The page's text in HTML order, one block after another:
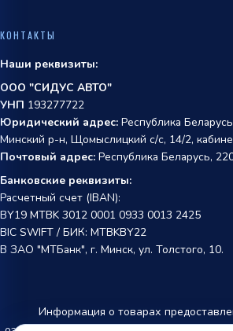
КОНТАКТЫ
Наши реквизиты:
ООО "СИДУС АВТО"
УНП 193277722
Юридический адрес: Республика
Минский р-н, Щомыслицкий с/с, 14/2,
Почтовый адрес: Республика Беларусь,
Банковские реквизиты:
Расчетный счет (IBAN):
BY19 MTBK 3012 0001 0933 0013 2425
BIC SWIFT / БИК: MTBKBY22
В ЗАО "МТБанк", г. Минск, ул. Толстого, 10.
Информация о товарах